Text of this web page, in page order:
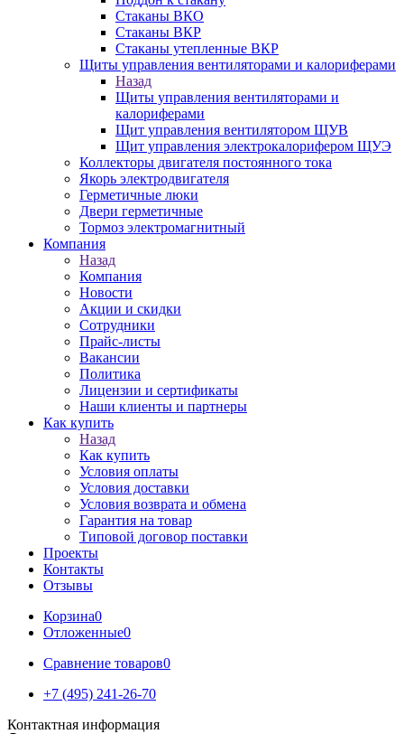
Стаканы ВКО
Стаканы ВКР
Стаканы утепленные ВКР
Щиты управления вентиляторами и калориферами
Назад
Щиты управления вентиляторами и
калориферами
Щит управления вентилятором ЩУВ
Щит управления электрокалорифером ЩУЭ
Коллекторы двигателя постоянного тока
Якорь электродвигателя
Герметичные люки
Двери герметичные
Тормоз электромагнитный
Компания
Назад
Компания
Новости
Акции и скидки
Сотрудники
Прайс-листы
Вакансии
Политика
Лицензии и сертификаты
Наши клиенты и партнеры
Как купить
Назад
Как купить
Условия оплаты
Условия доставки
Условия возврата и обмена
Гарантия на товар
Типовой договор поставки
Проекты
Контакты
Отзывы
Корзина0
Отложенные0
Сравнение товаров0
+7 (495) 241-26-70
Контактная информация